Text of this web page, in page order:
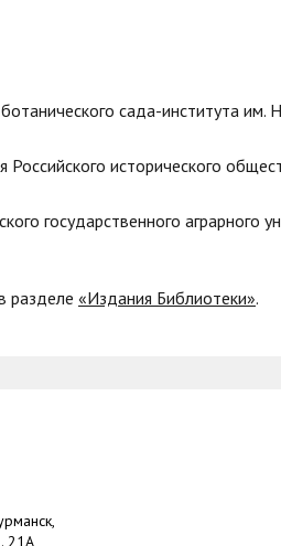
сада-института им.
исторического
государственного аграрного
разделе «Издания Библиотеки».
21А